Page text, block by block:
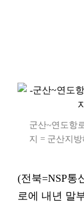
군산~연도항
지 = 군산지
(전북=NSP통
로에 내년 말